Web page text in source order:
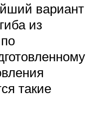
вариант
из
такие